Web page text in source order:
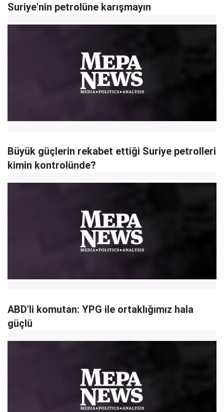
Suriye'nin petrolüne karışmayın
Büyük güçlerin rekabet ettiği Suriye petrolleri
kimin kontrolünde?
ABD'li komutan: YPG ile ortaklığımız hala
güçlü